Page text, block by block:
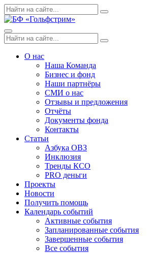
Skip
to
Поиск
по:
Search
Menu
Поиск
по:
Search
О нас
Наша Команда
Бизнес и фонд
Наши партнёры
СМИ о нас
Отзывы и предложения
Отчёты
Документы фонда
Контакты
Статьи
Азбука ОВЗ
Инклюзия
Тренды КСО
PRO деньги
Проекты
Новости
Получить помощь
Календарь событий
Активные события
Запланированные события
Завершенные события
Все события